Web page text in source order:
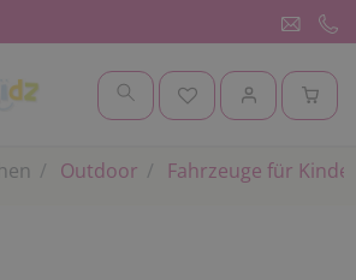
Outdoor Fahrzeuge für